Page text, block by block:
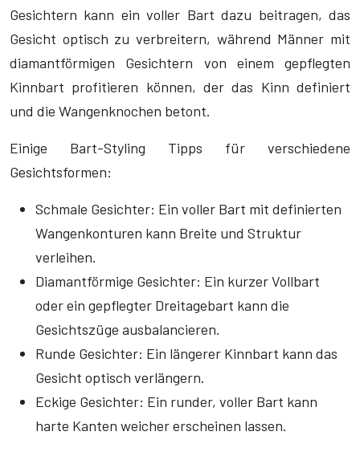
Gesichtern kann ein voller Bart dazu beitragen, das
Gesicht optisch zu verbreitern, während Männer mit
diamantförmigen Gesichtern von einem gepflegten
Kinnbart profitieren können, der das Kinn definiert
und die Wangenknochen betont.
Einige Bart-Styling Tipps für verschiedene
Gesichtsformen:
Schmale Gesichter: Ein voller Bart mit definierten
Wangenkonturen kann Breite und Struktur
verleihen.
Diamantförmige Gesichter: Ein kurzer Vollbart
oder ein gepflegter Dreitagebart kann die
Gesichtszüge ausbalancieren.
Runde Gesichter: Ein längerer Kinnbart kann das
Gesicht optisch verlängern.
Eckige Gesichter: Ein runder, voller Bart kann
harte Kanten weicher erscheinen lassen.